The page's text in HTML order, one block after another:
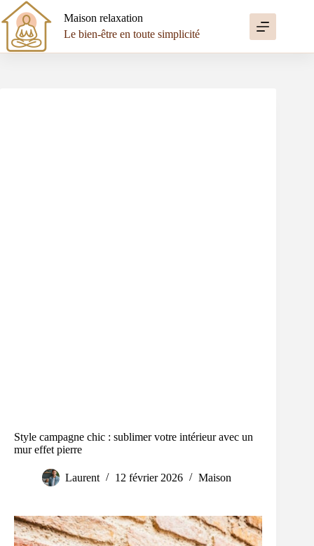
Passer
au
contenu
Maison relaxation
Le bien-être en toute simplicité
Style campagne chic : sublimer votre intérieur avec un
mur effet pierre
Laurent 12 février 2026 Maison